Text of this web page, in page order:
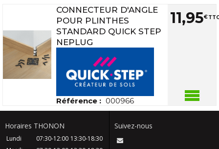
CONNECTEUR D'ANGLE
POUR PLINTHES
STANDARD QUICK STEP
NEPLUG
Référence : 000966
11,95€
Horaires THONON
Lundi 07:30-12:00 13:30-18:30
Suivez-nous